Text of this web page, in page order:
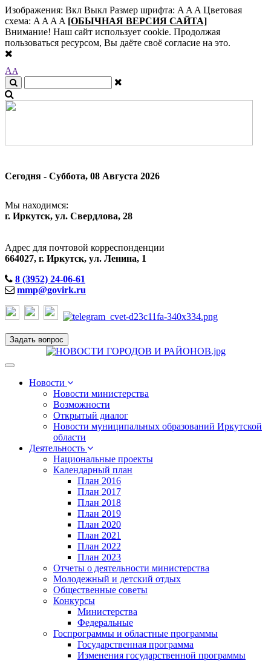
Изображения: Вкл Выкл Размер шрифта: A A A Цветовая
схема: A A A A [ОБЫЧНАЯ ВЕРСИЯ САЙТА]
Внимание! Наш сайт использует cookie. Продолжая
пользоваться ресурсом, Вы даёте своё согласие на это.
AA
Сегодня - Суббота, 08 Августа 2026
Мы находимся:
г. Иркутск, ул. Свердлова, 28
Адрес для почтовой корреспонденции
664027, г. Иркутск, ул. Ленина, 1
8 (3952) 24-06-61
mmp@govirk.ru
Задать вопрос
Toggle
navigationНовости
Новости министерства
Возможности
Открытый диалог
Новости муниципальных образований Иркутской
области
Деятельность
Национальные проекты
Календарный план
План 2016
План 2017
План 2018
План 2019
План 2020
План 2021
План 2022
План 2023
Отчеты о деятельности министерства
Молодежный и детский отдых
Общественные советы
Конкурсы
Министерства
Федеральные
Госпрограммы и областные программы
Государственная программа
Изменения государственной программы